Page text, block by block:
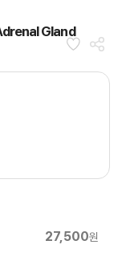
Gland
27,500원